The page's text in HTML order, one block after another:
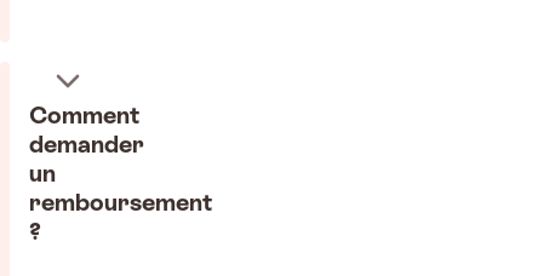
Comment
demander
un
remboursement
?